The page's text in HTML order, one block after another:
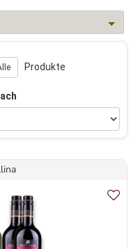
Produkte